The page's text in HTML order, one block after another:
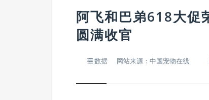
阿飞和巴弟618大促
圆满收官
数据 网站来源：中国宠物在线